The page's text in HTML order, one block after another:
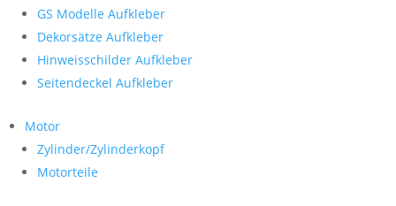
GS Modelle Aufkleber
Dekorsätze Aufkleber
Hinweisschilder Aufkleber
Seitendeckel Aufkleber
Motor
Zylinder/Zylinderkopf
Motorteile